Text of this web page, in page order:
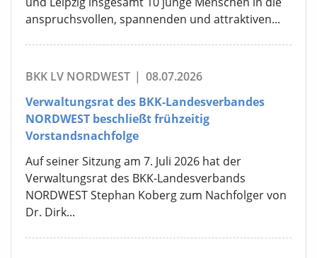
anspruchsvollen, spannenden und attraktiven...
BKK LV NORDWEST | 08.07.2026
Verwaltungsrat des BKK-Landesverbandes
NORDWEST beschließt frühzeitig
Vorstandsnachfolge
Auf seiner Sitzung am 7. Juli 2026 hat der
Verwaltungsrat des BKK-Landesverbands
NORDWEST Stephan Koberg zum Nachfolger von
Dr. Dirk...